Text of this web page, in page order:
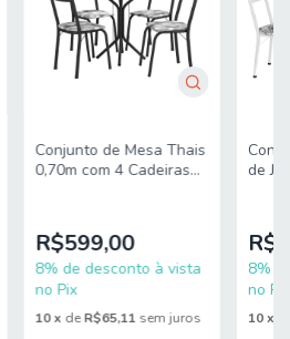
(cada)
50 Kg (distribuídos)
Jantar Mesa Redonda 0,90m
Viero
Conjunto de Mesa Thais
0,70m com 4 Cadeiras
R$599,00
8% de desconto à vista
no Pix
10 x deR$65,11 sem juros
de
8%
no Pix
10x